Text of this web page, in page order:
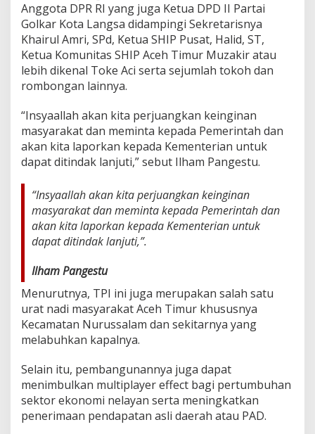
r
j
u
a
n
g
k
n
e
m
b
n
g
u
n
a
n
r
m
a
g
a
i
A
c
e
h
Anggota DPR RI yang juga Ketua DPD II Partai
Golkar Kota Langsa didampingi Sekretarisnya
Khairul Amri, SPd, Ketua SHIP Pusat, Halid, ST,
Ketua Komunitas SHIP Aceh Timur Muzakir atau
lebih dikenal Toke Aci serta sejumlah tokoh dan
rombongan lainnya.
“Insyaallah akan kita perjuangkan keinginan
masyarakat dan meminta kepada Pemerintah dan
akan kita laporkan kepada Kementerian untuk
dapat ditindak lanjuti,” sebut Ilham Pangestu.
“Insyaallah akan kita perjuangkan keinginan
masyarakat dan meminta kepada Pemerintah dan
akan kita laporkan kepada Kementerian untuk
dapat ditindak lanjuti,”.
Ilham Pangestu
Menurutnya, TPI ini juga merupakan salah satu
urat nadi masyarakat Aceh Timur khususnya
Kecamatan Nurussalam dan sekitarnya yang
melabuhkan kapalnya.
Selain itu, pembangunannya juga dapat
menimbulkan multiplayer effect bagi pertumbuhan
sektor ekonomi nelayan serta meningkatkan
penerimaan pendapatan asli daerah atau PAD.